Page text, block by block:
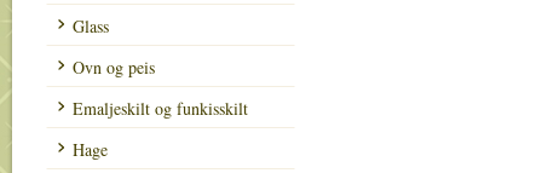
Glass
Ovn og peis
Emaljeskilt og funkisskilt
Hage